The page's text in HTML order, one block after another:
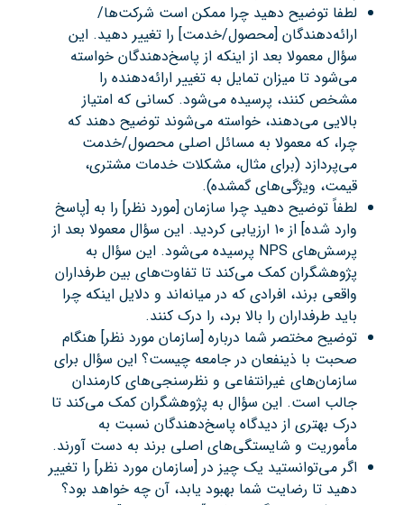
لطفا توضیح دهید چرا ممکن است شرکت‌ها/
ارائه‌دهندگان [محصول/خدمت] را تغییر دهید. این
سؤال معمولا بعد از اینکه از پاسخ‌دهندگان خواسته
می‌شود تا میزان تمایل به تغییر ارائه‌دهنده را
مشخص کنند، پرسیده می‌شود. کسانی که امتیاز
بالایی می‌دهند، خواسته می‌شوند توضیح دهند که
چرا، که معمولا به مسائل اصلی محصول/خدمت
می‌پردازد (برای مثال، مشکلات خدمات مشتری،
قیمت، ویژگی‌های گمشده).
لطفاً توضیح دهید چرا سازمان [مورد نظر] را به [پاسخ
وارد شده] از ۱۰ ارزیابی کردید. این سؤال معمولا بعد از
پرسش‌های NPS پرسیده می‌شود. این سؤال به
پژوهشگران کمک می‌کند تا تفاوت‌های بین طرفداران
واقعی برند، افرادی که در میانه‌اند و دلایل اینکه چرا
باید طرفداران را بالا برد، را درک کنند.
توضیح مختصر شما درباره [سازمان مورد نظر] هنگام
صحبت با ذینفعان در جامعه چیست؟ این سؤال برای
سازمان‌های غیرانتفاعی و نظرسنجی‌های کارمندان
جالب است. این سؤال به پژوهشگران کمک می‌کند تا
درک بهتری از دیدگاه پاسخ‌دهندگان نسبت به
مأموریت و شایستگی‌های اصلی برند به دست آورند.
اگر می‌توانستید یک چیز در [سازمان مورد نظر] را تغییر
دهید تا رضایت شما بهبود یابد، آن چه خواهد بود؟